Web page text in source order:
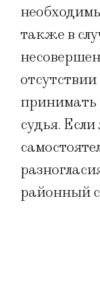
также в
принимать
судья.
районный